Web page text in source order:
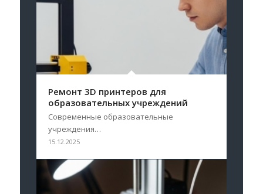
Ремонт 3D принтеров для
образовательных учреждений
Современные образовательные
учреждения…
15.12.2025